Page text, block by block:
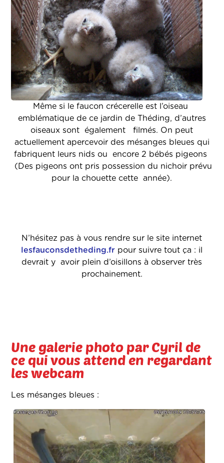
Même si le faucon crécerelle est l’oiseau
emblématique de ce jardin de Théding, d’autres
oiseaux sont également filmés. On peut
actuellement apercevoir des mésanges bleues qui
fabriquent leurs nids ou encore 2 bébés pigeons
(Des pigeons ont pris possession du nichoir prévu
pour la chouette cette année).
N’hésitez pas à vous rendre sur le site internet
lesfauconsdetheding.fr pour suivre tout ça : il
devrait y avoir plein d’oisillons à observer très
prochainement.
Une galerie photo par Cyril de
ce qui vous attend en regardant
les webcam
Les mésanges bleues :